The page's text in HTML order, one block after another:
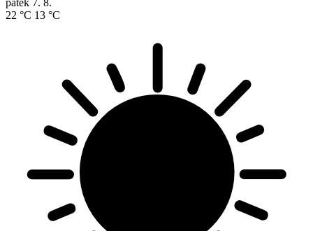
pátek 7. 8.
22 °C 13 °C